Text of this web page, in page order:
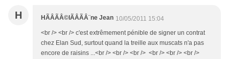
H HÃÂÃÂ©lÃÂÃÂ¨ne Jean 10/05/2011 15:04
<br /> <br /> c'est extrêmement pénible de signer un contrat
chez Elan Sud, surtout quand la treille aux muscats n'a pas
encore de raisins ...<br /> <br /> <br /> <br /> <br /> <br />